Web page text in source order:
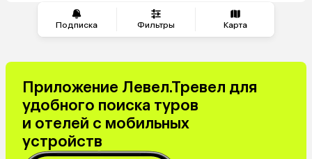
Подписка Фильтры Карта
Приложение Левел.Тревел для
удобного поиска туров
и отелей с мобильных
устройств